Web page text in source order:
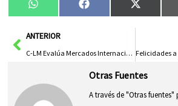
Compartir
en
WhatsAppCompartir
en
Facebook
en
X
AntANTERIOR
C-LM Evalúa Mercados Internacionales del Vino en Canadá, EE.UU. y China
Otras Fuentes
A través de "Otras